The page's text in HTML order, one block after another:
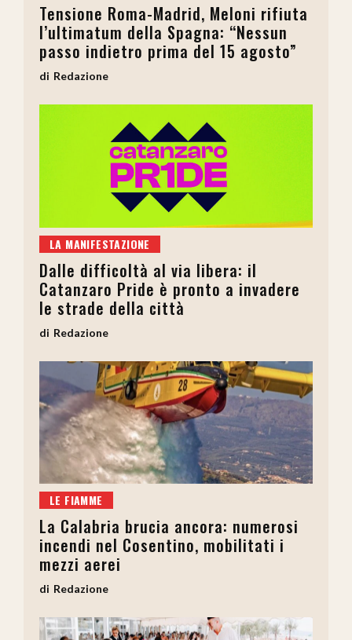
Tensione Roma-Madrid, Meloni rifiuta
l’ultimatum della Spagna: “Nessun
passo indietro prima del 15 agosto”
Redazione
LA MANIFESTAZIONE
Dalle difficoltà al via libera: il
Catanzaro Pride è pronto a invadere
le strade della città
Redazione
LE FIAMME
La Calabria brucia ancora: numerosi
incendi nel Cosentino, mobilitati i
mezzi aerei
Redazione